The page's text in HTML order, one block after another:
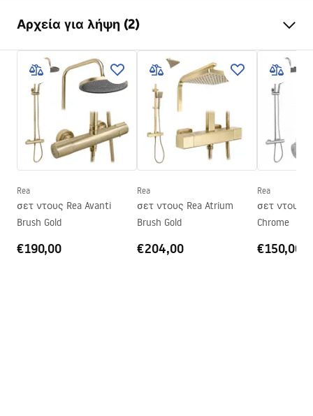
τοίχος)
Χρώμα Rea
Χρυσό
Τύπος καμπίνας
Γωνιακό
Γυαλί
Διαφανές 6mm
Μέθοδος ανοίγματος
Ανακλινόμενο
Τοποθέτηση
Στο δίσκο του ντους ή στο
πάτωμα
Και οι δύο πλευρές
Εγγύηση
24 μήνες
Επίστρωση Easy Clean
Ναι, στο εσωτερικό του
Αρχεία για λήψη (2)
shower manual
shower manual.pdf
Instrukcja montażu
Instrukcja_kabiny_Hugo_PL.pdf
Rea
σετ ντους Rea Avanti
Brush Gold
€190,00
Rea
σετ ντους Rea Atrium
Brush Gold
€204,00
Rea
σετ ντους
Chrome
€150,00